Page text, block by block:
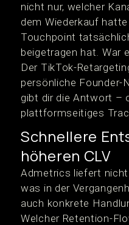
nicht nur, welcher
dem Wiederkauf
Touchpoint
beigetragen hat. War
Der TikTok-
persönliche
gibt dir die Antwort –
plattformseitiges
Schnellere
höheren CLV
Admetrics liefert
was in der
auch konkrete
Welcher Retention-